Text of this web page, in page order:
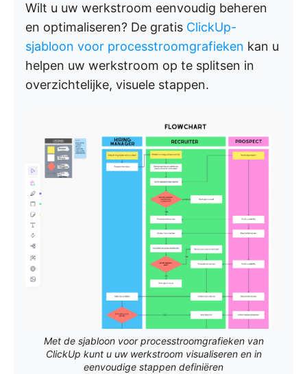
Wilt u uw werkstroom eenvoudig beheren
en optimaliseren? De gratis ClickUp-
sjabloon voor processtroomgrafieken kan u
helpen uw werkstroom op te splitsen in
overzichtelijke, visuele stappen.
Met de sjabloon voor processtroomgrafieken van
ClickUp kunt u uw werkstroom visualiseren en in
eenvoudige stappen definiëren